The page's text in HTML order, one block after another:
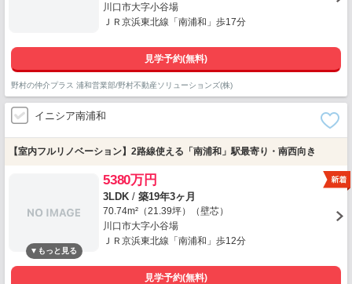
川口市大字小谷場
ＪＲ京浜東北線「南浦和」歩17分
見学予約(無料)
野村の仲介プラス 浦和営業部/野村不動産ソリューションズ(株)
イニシア南浦和
【室内フルリノベーション】2路線使える「南浦和」駅最寄り・南西向き
5380万円
3LDK / 築19年3ヶ月
70.74m²（21.39坪）（壁芯）
川口市大字小谷場
ＪＲ京浜東北線「南浦和」歩12分
見学予約(無料)